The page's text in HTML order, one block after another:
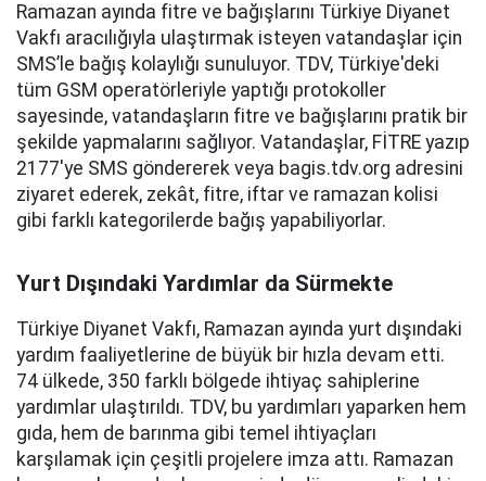
Ramazan ayında fitre ve bağışlarını Türkiye Diyanet
Vakfı aracılığıyla ulaştırmak isteyen vatandaşlar için
SMS’le bağış kolaylığı sunuluyor. TDV, Türkiye'deki
tüm GSM operatörleriyle yaptığı protokoller
sayesinde, vatandaşların fitre ve bağışlarını pratik bir
şekilde yapmalarını sağlıyor. Vatandaşlar, FİTRE yazıp
2177'ye SMS göndererek veya bagis.tdv.org adresini
ziyaret ederek, zekât, fitre, iftar ve ramazan kolisi
gibi farklı kategorilerde bağış yapabiliyorlar.
Yurt Dışındaki Yardımlar da Sürmekte
Türkiye Diyanet Vakfı, Ramazan ayında yurt dışındaki
yardım faaliyetlerine de büyük bir hızla devam etti.
74 ülkede, 350 farklı bölgede ihtiyaç sahiplerine
yardımlar ulaştırıldı. TDV, bu yardımları yaparken hem
gıda, hem de barınma gibi temel ihtiyaçları
karşılamak için çeşitli projelere imza attı. Ramazan